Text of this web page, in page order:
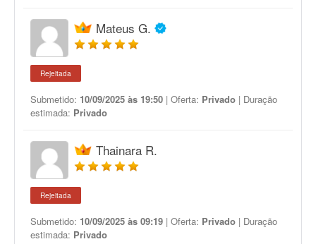
Mateus G.
Rejeitada
Submetido: 10/09/2025 às 19:50 | Oferta: Privado | Duração
estimada: Privado
Thainara R.
Rejeitada
Submetido: 10/09/2025 às 09:19 | Oferta: Privado | Duração
estimada: Privado